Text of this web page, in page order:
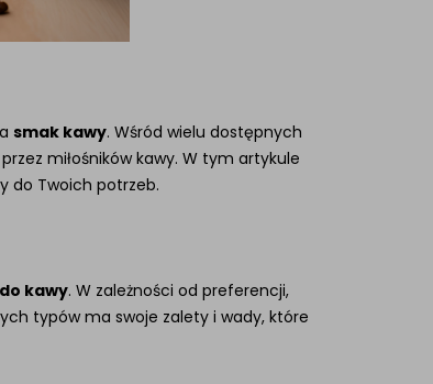
smak kawy. Wśród wielu dostępnych
miłośników kawy. W tym artykule
do Twoich potrzeb.
kawy. W zależności od preferencji,
typów ma swoje zalety i wady, które